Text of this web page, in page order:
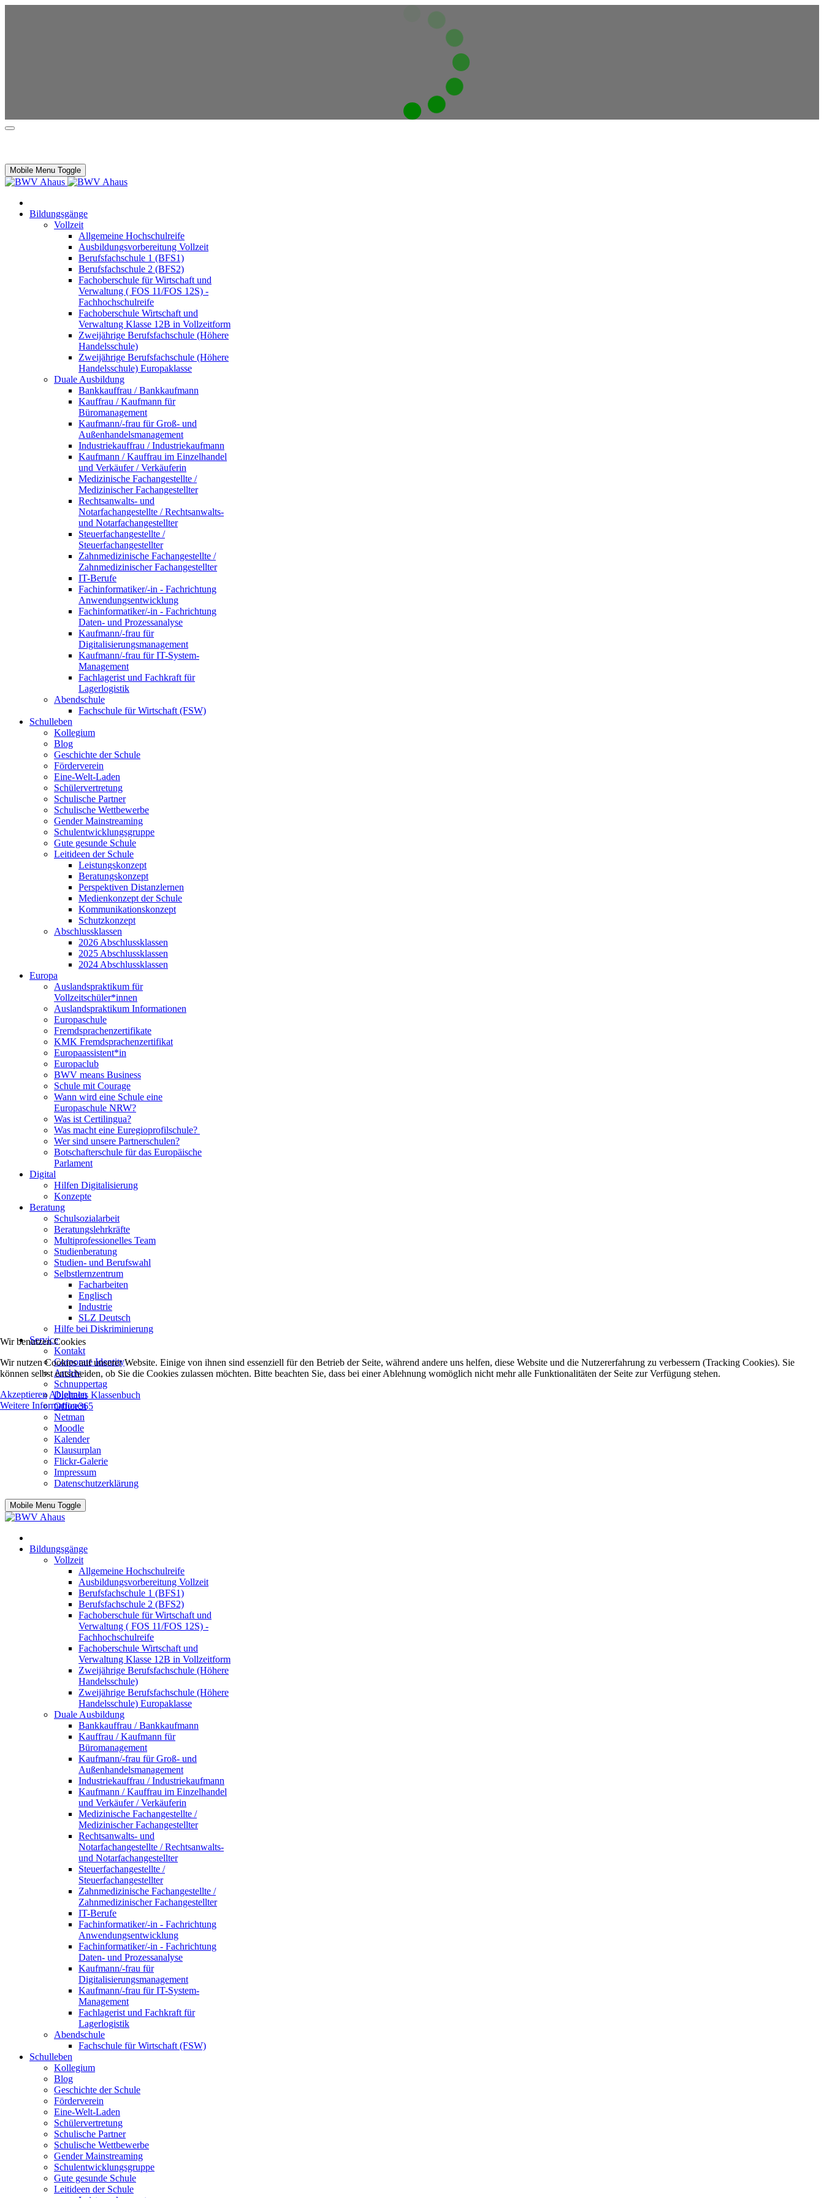
Mobile Menu Toggle
Bildungsgänge
Vollzeit
Allgemeine Hochschulreife
Ausbildungsvorbereitung Vollzeit
Berufsfachschule 1 (BFS1)
Berufsfachschule 2 (BFS2)
Fachoberschule für Wirtschaft und
Verwaltung ( FOS 11/FOS 12S) -
Fachhochschulreife
Fachoberschule Wirtschaft und
Verwaltung Klasse 12B in Vollzeitform
Zweijährige Berufsfachschule (Höhere
Handelsschule)
Zweijährige Berufsfachschule (Höhere
Handelsschule) Europaklasse
Duale Ausbildung
Bankkauffrau / Bankkaufmann
Kauffrau / Kaufmann für
Büromanagement
Kaufmann/-frau für Groß- und
Außenhandelsmanagement
Industriekauffrau / Industriekaufmann
Kaufmann / Kauffrau im Einzelhandel
und Verkäufer / Verkäuferin
Medizinische Fachangestellte /
Medizinischer Fachangestellter
Rechtsanwalts- und
Notarfachangestellte / Rechtsanwalts-
und Notarfachangestellter
Steuerfachangestellte /
Steuerfachangestellter
Zahnmedizinische Fachangestellte /
Zahnmedizinischer Fachangestellter
IT-Berufe
Fachinformatiker/-in - Fachrichtung
Anwendungsentwicklung
Fachinformatiker/-in - Fachrichtung
Daten- und Prozessanalyse
Kaufmann/-frau für
Digitalisierungsmanagement
Kaufmann/-frau für IT-System-
Management
Fachlagerist und Fachkraft für
Lagerlogistik
Abendschule
Fachschule für Wirtschaft (FSW)
Schulleben
Kollegium
Blog
Geschichte der Schule
Förderverein
Eine-Welt-Laden
Schülervertretung
Schulische Partner
Schulische Wettbewerbe
Gender Mainstreaming
Schulentwicklungsgruppe
Gute gesunde Schule
Leitideen der Schule
Leistungskonzept
Beratungskonzept
Perspektiven Distanzlernen
Medienkonzept der Schule
Kommunikationskonzept
Schutzkonzept
Abschlussklassen
2026 Abschlussklassen
2025 Abschlussklassen
2024 Abschlussklassen
Europa
Auslandspraktikum für
Vollzeitschüler*innen
Auslandspraktikum Informationen
Europaschule
Fremdsprachenzertifikate
KMK Fremdsprachenzertifikat
Europaassistent*in
Europaclub
BWV means Business
Schule mit Courage
Wann wird eine Schule eine
Europaschule NRW?
Was ist Certilingua?
Was macht eine Euregioprofilschule?
Wer sind unsere Partnerschulen?
Botschafterschule für das Europäische
Parlament
Digital
Hilfen Digitalisierung
Konzepte
Beratung
Schulsozialarbeit
Beratungslehrkräfte
Multiprofessionelles Team
Studienberatung
Studien- und Berufswahl
Selbstlernzentrum
Facharbeiten
Englisch
Industrie
SLZ Deutsch
Hilfe bei Diskriminierung
Service
Kontakt
Corporate Identity
Archiv
Schnuppertag
Digitales Klassenbuch
Office365
Netman
Moodle
Kalender
Klausurplan
Flickr-Galerie
Impressum
Datenschutzerklärung
Mobile Menu Toggle
Bildungsgänge
Vollzeit
Allgemeine Hochschulreife
Ausbildungsvorbereitung Vollzeit
Berufsfachschule 1 (BFS1)
Berufsfachschule 2 (BFS2)
Fachoberschule für Wirtschaft und
Verwaltung ( FOS 11/FOS 12S) -
Fachhochschulreife
Fachoberschule Wirtschaft und
Verwaltung Klasse 12B in Vollzeitform
Zweijährige Berufsfachschule (Höhere
Handelsschule)
Zweijährige Berufsfachschule (Höhere
Handelsschule) Europaklasse
Duale Ausbildung
Bankkauffrau / Bankkaufmann
Kauffrau / Kaufmann für
Büromanagement
Kaufmann/-frau für Groß- und
Außenhandelsmanagement
Industriekauffrau / Industriekaufmann
Kaufmann / Kauffrau im Einzelhandel
und Verkäufer / Verkäuferin
Medizinische Fachangestellte /
Medizinischer Fachangestellter
Rechtsanwalts- und
Notarfachangestellte / Rechtsanwalts-
und Notarfachangestellter
Steuerfachangestellte /
Steuerfachangestellter
Zahnmedizinische Fachangestellte /
Zahnmedizinischer Fachangestellter
IT-Berufe
Fachinformatiker/-in - Fachrichtung
Anwendungsentwicklung
Fachinformatiker/-in - Fachrichtung
Daten- und Prozessanalyse
Kaufmann/-frau für
Digitalisierungsmanagement
Kaufmann/-frau für IT-System-
Management
Fachlagerist und Fachkraft für
Lagerlogistik
Abendschule
Fachschule für Wirtschaft (FSW)
Schulleben
Kollegium
Blog
Geschichte der Schule
Förderverein
Eine-Welt-Laden
Schülervertretung
Schulische Partner
Schulische Wettbewerbe
Gender Mainstreaming
Schulentwicklungsgruppe
Gute gesunde Schule
Leitideen der Schule
Wir benutzen Cookies
Wir nutzen Cookies auf unserer Website. Einige von ihnen sind essenziell für den Betrieb der Seite, während andere uns helfen, diese Website und die Nutzererfahrung zu verbessern (Tracking Cookies). Sie
können selbst entscheiden, ob Sie die Cookies zulassen möchten. Bitte beachten Sie, dass bei einer Ablehnung womöglich nicht mehr alle Funktionalitäten der Seite zur Verfügung stehen.
Akzeptieren Ablehnen
Weitere Informationen